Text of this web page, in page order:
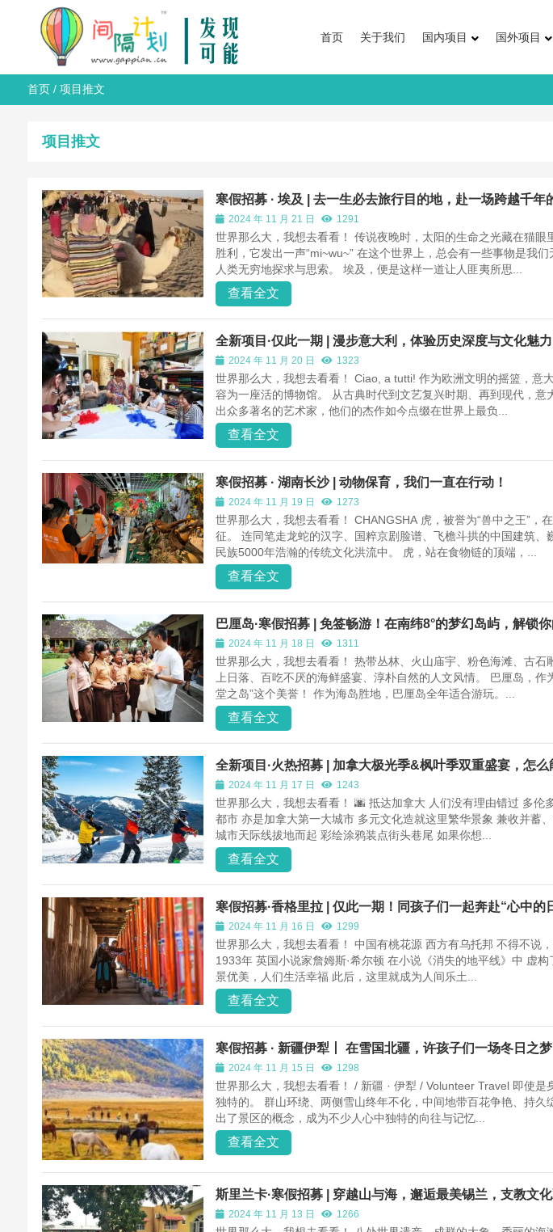
首页 关于我们 国内项目 国外项目
首页/ 项目推文
项目推文
寒假招募 · 埃及 | 去一生必去旅行目的地，赴一场跨越千年
2024 年 11 月 21 日 1291
世界那么大，我想去看看！ 传说夜晚时，太阳的生命之光藏在猫
胜利，它发出一声“mi~wu~” 在这个世界上，总会有一些事物是我
人类无穷地探求与思索。 埃及，便是这样一道让人匪夷所思...
查看全文
全新项目·仅此一期 | 漫步意大利，体验历史深度与文化魅
2024 年 11 月 20 日 1323
世界那么大，我想去看看！ Ciao, a tutti! 作为欧洲文明的摇篮，意
容为一座活的博物馆。 从古典时代到文艺复兴时期、再到现代，
出众多著名的艺术家，他们的杰作如今点缀在世界上最负...
查看全文
寒假招募 · 湖南长沙 | 动物保育，我们一直在行动！
2024 年 11 月 19 日 1273
世界那么大，我想去看看！ CHANGSHA 虎，被誉为“兽中之王”，
征。 连同笔走龙蛇的汉字、国粹京剧脸谱、飞檐斗拱的中国建筑
民族5000年浩瀚的传统文化洪流中。 虎，站在食物链的顶端，...
查看全文
巴厘岛·寒假招募 | 免签畅游！在南纬8°的梦幻岛屿，解锁
2024 年 11 月 18 日 1311
世界那么大，我想去看看！ 热带丛林、火山庙宇、粉色海滩、古
上日落、百吃不厌的海鲜盛宴、淳朴自然的人文风情。 巴厘岛，
堂之岛”这个美誉！ 作为海岛胜地，巴厘岛全年适合游玩。...
查看全文
全新项目·火热招募 | 加拿大极光季&枫叶季双重盛宴，怎么
2024 年 11 月 17 日 1243
世界那么大，我想去看看！ 🌆 抵达加拿大 人们没有理由错过 多伦
都市 亦是加拿大第一大城市 多元文化造就这里繁华景象 兼收并蓄
城市天际线拔地而起 彩绘涂鸦装点街头巷尾 如果你想...
查看全文
寒假招募·香格里拉 | 仅此一期！同孩子们一起奔赴“心中的
2024 年 11 月 16 日 1299
世界那么大，我想去看看！ 中国有桃花源 西方有乌托邦 不得不说
1933年 英国小说家詹姆斯·希尔顿 在小说《消失的地平线》中 虚
景优美，人们生活幸福 此后，这里就成为人间乐土...
查看全文
寒假招募 · 新疆伊犁丨 在雪国北疆，许孩子们一场冬日之梦
2024 年 11 月 15 日 1298
世界那么大，我想去看看！ / 新疆 · 伊犁 / Volunteer Travel 即使
独特的。 群山环绕、两侧雪山终年不化，中间地带百花争艳、持久
出了景区的概念，成为不少人心中独特的向往与记忆...
查看全文
斯里兰卡·寒假招募 | 穿越山与海，邂逅最美锡兰，支教文化
2024 年 11 月 13 日 1266